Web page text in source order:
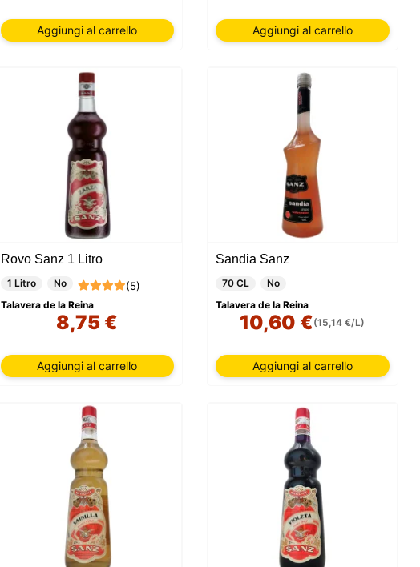
Aggiungi al carrello Aggiungi al carrello
Rovo Sanz 1 Litro
1 Litro No (5)
Talavera de la Reina
8,75 €
Aggiungi al carrello
Sandia Sanz
70 CL
No
Talavera de la Reina
10,60 €(15,14 €/L)
Aggiungi al carrello